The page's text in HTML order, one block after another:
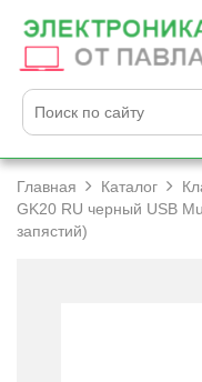
Главная Каталог
GK20 RU черный USB
запястий)